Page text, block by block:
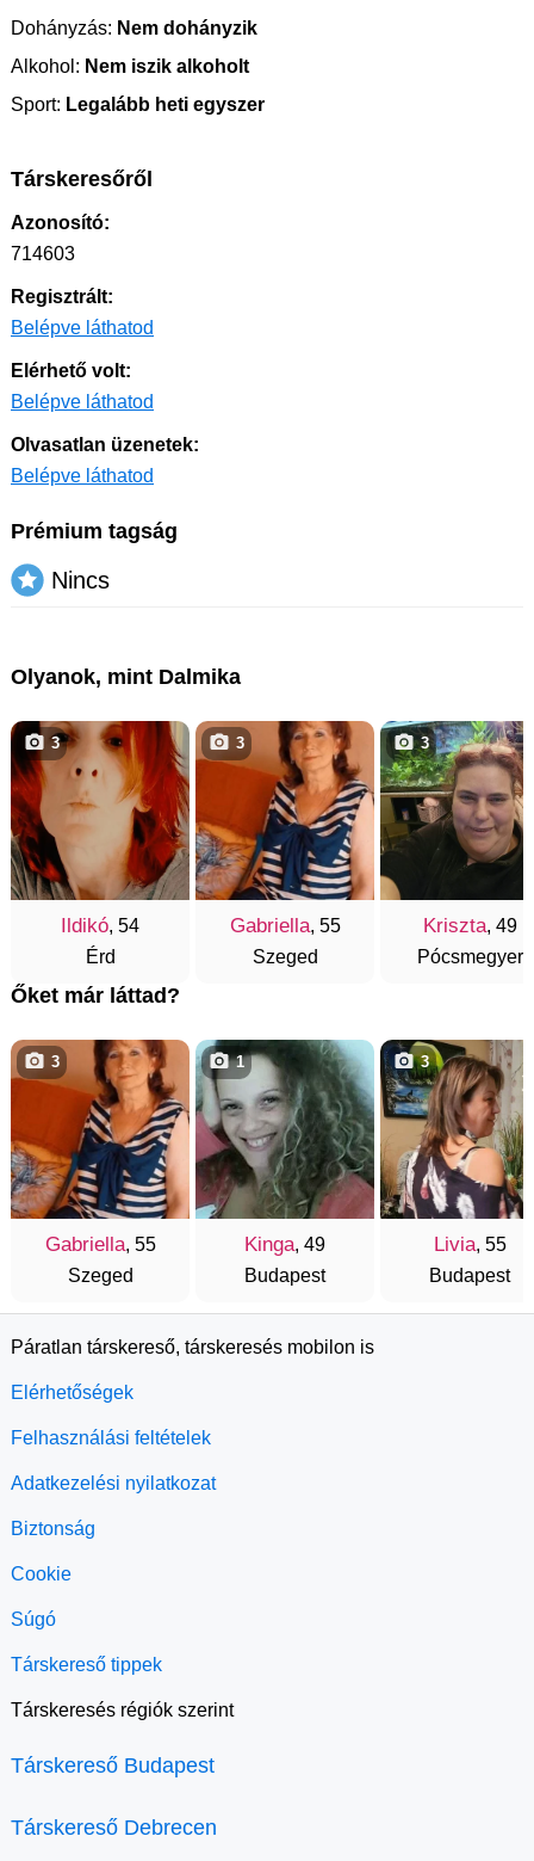
Dohányzás: Nem dohányzik
Alkohol: Nem iszik alkoholt
Sport: Legalább heti egyszer
Társkeresőről
Azonosító:
714603
Regisztrált:
Belépve láthatod
Elérhető volt:
Belépve láthatod
Olvasatlan üzenetek:
Belépve láthatod
Prémium tagság
Nincs
Olyanok, mint Dalmika
Ildikó, 54
Érd
3
Gabriella, 55
Szeged
3
Kriszta, 49
Pócsmegyer
3
Őket már láttad?
Gabriella, 55
Szeged
3
Kinga, 49
Budapest
1
Livia, 55
Budapest
3
Páratlan társkereső, társkeresés mobilon is
Elérhetőségek
Felhasználási feltételek
Adatkezelési nyilatkozat
Biztonság
Cookie
Súgó
Társkereső tippek
Társkeresés régiók szerint
Társkereső Budapest
Társkereső Debrecen